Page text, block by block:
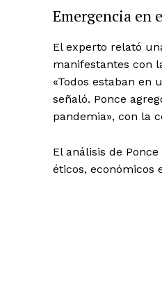
Emergencia en
El experto relató
manifestantes con
«Todos estaban en
señaló. Ponce
pandemia», con la
El análisis de
éticos, económicos